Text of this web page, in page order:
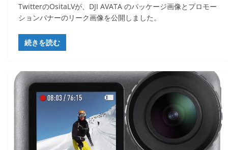
TwitterのOsitaLVが、DJI AVATA のパッケージ画像とプロモー
ションバナーのリーク画像を公開しました。
続きを読む